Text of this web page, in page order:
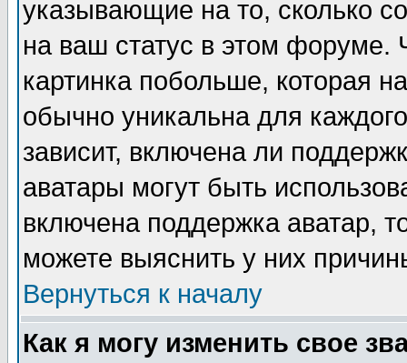
указывающие на то, сколько
на ваш статус в этом форуме.
картинка побольше, которая
обычно уникальна для
зависит, включена ли
аватары могут быть
включена поддержка аватар,
можете выяснить у них
Вернуться к началу
Как я могу изменить свое